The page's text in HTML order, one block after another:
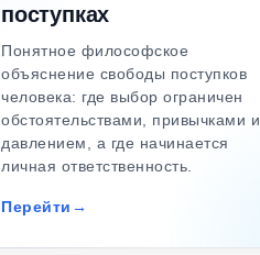
поступках
Понятное философское
объяснение свободы поступков
человека: где выбор ограничен
обстоятельствами, привычками и
давлением, а где начинается
личная ответственность.
Перейти